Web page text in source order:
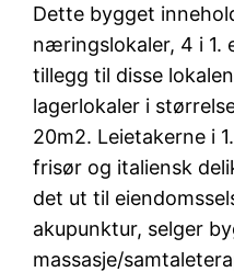
Dette bygget
næringslokaler, 4 i 1.
tillegg til disse
lagerlokaler i
20m2. Leietakerne i
frisør og italiensk
det ut til
akupunktur, selger
massasje/